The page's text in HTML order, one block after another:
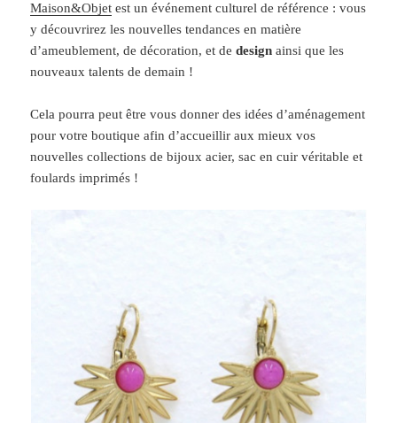
Maison&Objet est un événement culturel de référence : vous
y découvrirez les nouvelles tendances en matière
d’ameublement, de décoration, et dedesignainsi que les
nouveaux talents de demain !
Cela pourra peut être vous donner des idées d’aménagement
pour votre boutique afin d’accueillir aux mieux vos
nouvelles collections de bijoux acier, sac en cuir véritable et
foulards imprimés !